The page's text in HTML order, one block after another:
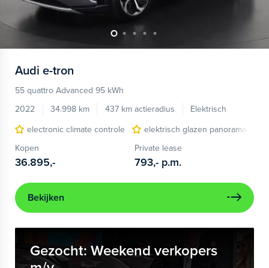
Audi e-tron
55 quattro Advanced 95 kWh
2022
34.998 km 437 km actieradius
Elektrisch
electronic climate controle
elektrisch glazen panorama-dak
Kopen
36.895,-
Private lease
793,- p.m.
Bekijken
Gezocht: Weekend verkopers